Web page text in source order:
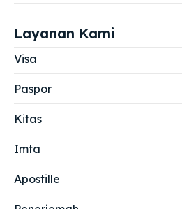
Layanan Kami
Visa
Paspor
Kitas
Imta
Apostille